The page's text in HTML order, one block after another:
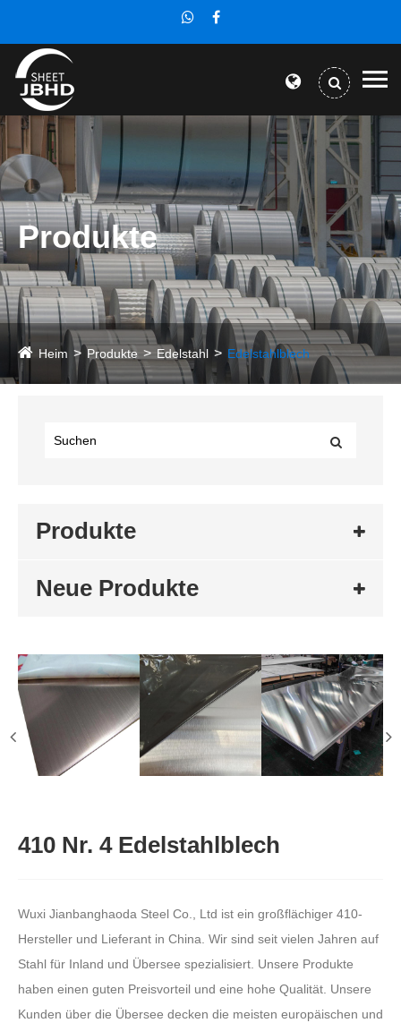
Produkte
Heim Produkte Edelstahl Edelstahlblech
Produkte
Neue Produkte
410 Nr. 4 Edelstahlblech
Wuxi Jianbanghaoda Steel Co., Ltd ist ein großflächiger 410-
Hersteller und Lieferant in China. Wir sind seit vielen Jahren auf
Stahl für Inland und Übersee spezialisiert. Unsere Produkte
haben einen guten Preisvorteil und eine hohe Qualität. Unsere
Kunden über die Übersee decken die meisten europäischen und